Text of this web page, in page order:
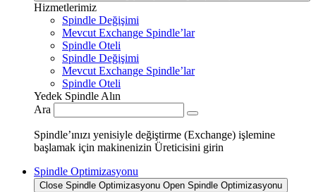
Hizmetlerimiz
Spindle Değişimi
Mevcut Exchange Spindle’lar
Spindle Oteli
Spindle Değişimi
Mevcut Exchange Spindle’lar
Spindle Oteli
Yedek Spindle Alın
Ara
Spindle’ınızı yenisiyle değiştirme (Exchange) işlemine
başlamak için makinenizin Üreticisini girin
Spindle Optimizasyonu
Close Spindle Optimizasyonu Open Spindle Optimizasyonu